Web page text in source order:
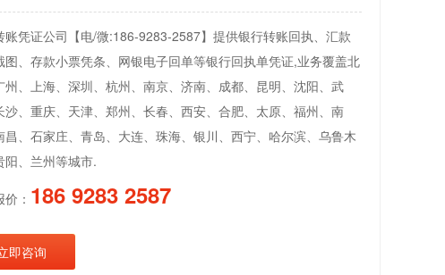
账凭证公司【电/微:186-9283-2587】提供银行转账回执、汇款
图、存款小票凭条、网银电子回单等银行回执单凭证,业务覆盖北
州、上海、深圳、杭州、南京、济南、成都、昆明、沈阳、武
沙、重庆、天津、郑州、长春、西安、合肥、太原、福州、南
昌、石家庄、青岛、大连、珠海、银川、西宁、哈尔滨、乌鲁木
阳、兰州等城市.
： 186 9283 2587
即咨询